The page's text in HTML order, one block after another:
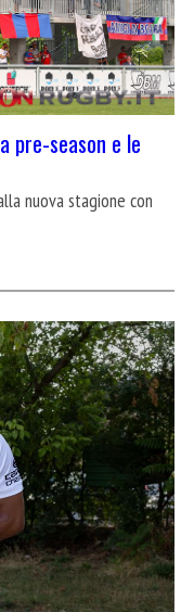
pre-season e le
nuova stagione con